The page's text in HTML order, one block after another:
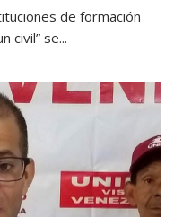
de formación
civil” se...